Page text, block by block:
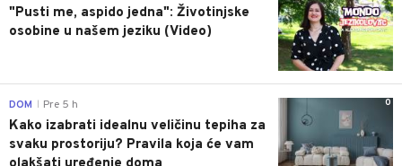
"Pusti me, aspido jedna": Životinjske
osobine u našem jeziku (Video)
0
DOM Pre 5 h
Kako izabrati idealnu veličinu tepiha za
svaku prostoriju? Pravila koja će vam